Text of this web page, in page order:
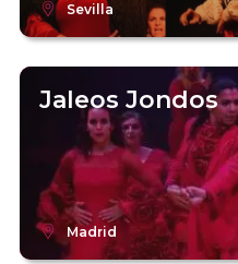
Sevilla
Jaleos Jondos
Madrid